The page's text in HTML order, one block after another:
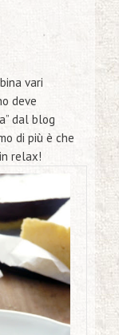
vari
deve
dal blog
di più è che
relax!